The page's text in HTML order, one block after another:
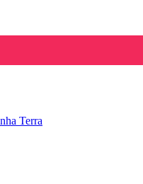
Terra